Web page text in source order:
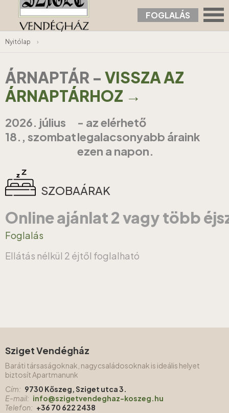
FOGLALÁS
Nyitólap ›
ÁRNAPTÁR - VISSZA AZ
ÁRNAPTÁRHOZ →
2026. július
18., szombat
- az elérhető
legalacsonyabb áraink
ezen a napon.
SZOBAÁRAK
Online ajánlat 2 vagy több
Foglalás
Ellátás nélkül 2 éjtől foglalható
Sziget Vendégház
Baráti társaságoknak, nagycsaládosoknak is ideális helyet
biztosít Apartmanunk
Cím: 9730 Kőszeg, Sziget utca 3.
E-mail: info@szigetvendeghaz-koszeg.hu
Telefon: +36 70 622 2438